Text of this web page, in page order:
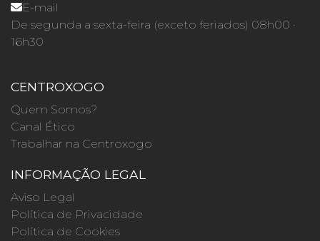
E-mail
De segunda a sexta-feira (exceto feriados) 08h00 ·
16h30
CENTROXOGO
Quem Somos?
Canal Ético
Trabalhar na Centroxogo
INFORMAÇÃO LEGAL
Aviso Legal
Política de Privacidade
Política de Cookies